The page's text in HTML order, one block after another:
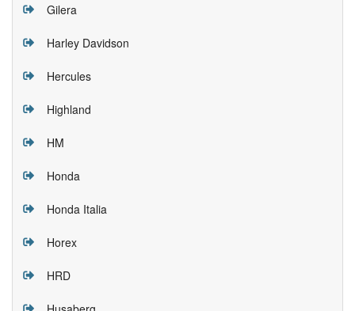
Gilera
Harley Davidson
Hercules
Highland
HM
Honda
Honda Italia
Horex
HRD